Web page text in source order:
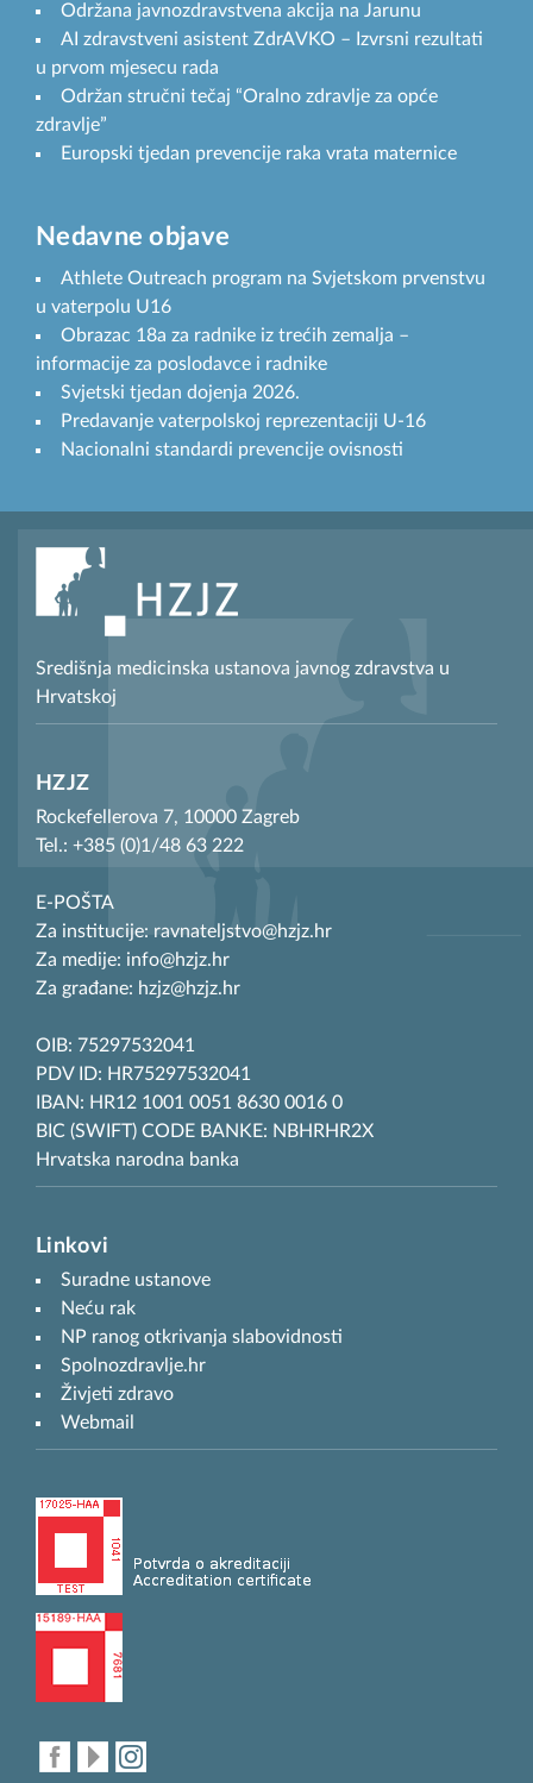
Održana javnozdravstvena akcija na Jarunu
AI zdravstveni asistent ZdrAVKO – Izvrsni rezultati
u prvom mjesecu rada
Održan stručni tečaj “Oralno zdravlje za opće
zdravlje”
Europski tjedan prevencije raka vrata maternice
Nedavne objave
Athlete Outreach program na Svjetskom prvenstvu
u vaterpolu U16
Obrazac 18a za radnike iz trećih zemalja –
informacije za poslodavce i radnike
Svjetski tjedan dojenja 2026.
Predavanje vaterpolskoj reprezentaciji U-16
Nacionalni standardi prevencije ovisnosti
Središnja medicinska ustanova javnog zdravstva u
Hrvatskoj
HZJZ
Rockefellerova 7, 10000 Zagreb
Tel.: +385 (0)1/48 63 222
E-POŠTA
Za institucije: ravnateljstvo@hzjz.hr
Za medije: info@hzjz.hr
Za građane: hzjz@hzjz.hr
OIB: 75297532041
PDV ID: HR75297532041
IBAN: HR12 1001 0051 8630 0016 0
BIC (SWIFT) CODE BANKE: NBHRHR2X
Hrvatska narodna banka
Linkovi
Suradne ustanove
Neću rak
NP ranog otkrivanja slabovidnosti
Spolnozdravlje.hr
Živjeti zdravo
Webmail